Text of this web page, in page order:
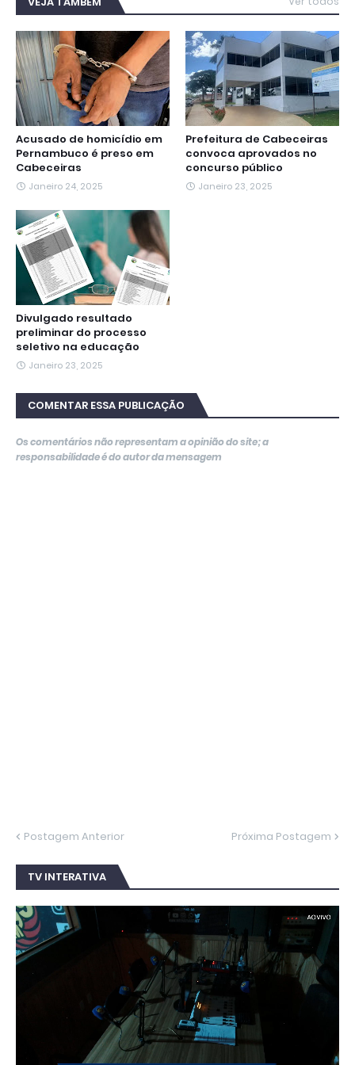
o
k
e
A
p
r
m
n
e
r
d
n
Acusado de homicídio em
Pernambuco é preso em
Cabeceiras
Janeiro 24, 2025
Prefeitura de Cabeceiras
convoca aprovados no
concurso público
Janeiro 23, 2025
Divulgado resultado
preliminar do processo
seletivo na educação
Janeiro 23, 2025
COMENTAR ESSA PUBLICAÇÃO
Os comentários não representam a opinião do site; a
responsabilidade é do autor da mensagem
Postagem Anterior Próxima Postagem
TV INTERATIVA